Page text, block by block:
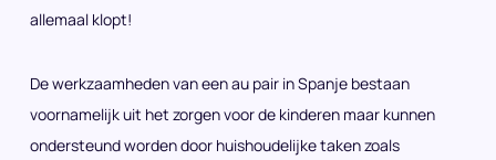
allemaal klopt!
De werkzaamheden van een au pair in Spanje bestaan
voornamelijk uit het zorgen voor de kinderen maar kunnen
ondersteund worden door huishoudelijke taken zoals